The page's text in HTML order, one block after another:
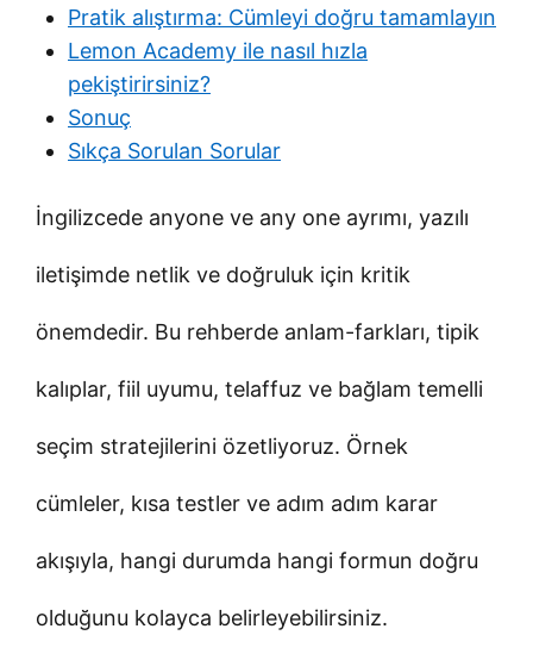
Pratik alıştırma: Cümleyi doğru tamamlayın
Lemon Academy ile nasıl hızla
pekiştirirsiniz?
Sonuç
Sıkça Sorulan Sorular
İngilizcede anyone ve any one ayrımı, yazılı
iletişimde netlik ve doğruluk için kritik
önemdedir. Bu rehberde anlam-farkları, tipik
kalıplar, fiil uyumu, telaffuz ve bağlam temelli
seçim stratejilerini özetliyoruz. Örnek
cümleler, kısa testler ve adım adım karar
akışıyla, hangi durumda hangi formun doğru
olduğunu kolayca belirleyebilirsiniz.